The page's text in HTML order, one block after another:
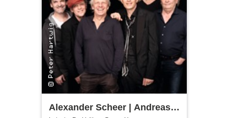
Alexander Scheer | Andreas